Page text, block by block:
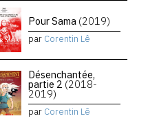
Pour Sama (2019)
par Corentin Lê
Désenchantée,
partie 2 (2018-
2019)
par Corentin Lê